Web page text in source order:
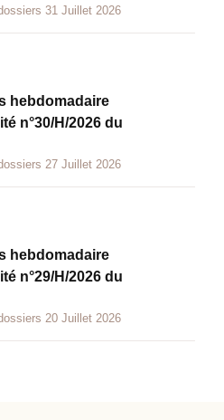
31 Juillet 2026
hebdomadaire
n°30/H/2026 du
27 Juillet 2026
hebdomadaire
n°29/H/2026 du
20 Juillet 2026